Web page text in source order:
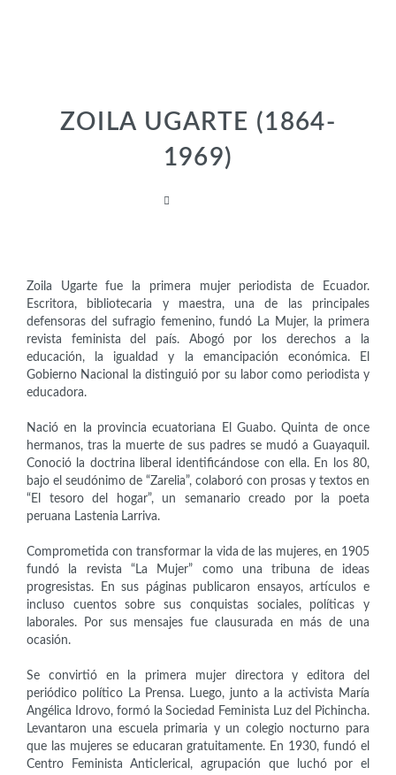
ZOILA UGARTE (1864-
1969)
Zoila Ugarte fue la primera mujer periodista de Ecuador.
Escritora, bibliotecaria y maestra, una de las principales
defensoras del sufragio femenino, fundó La Mujer, la primera
revista feminista del país. Abogó por los derechos a la
educación, la igualdad y la emancipación económica. El
Gobierno Nacional la distinguió por su labor como periodista y
educadora.
Nació en la provincia ecuatoriana El Guabo. Quinta de once
hermanos, tras la muerte de sus padres se mudó a Guayaquil.
Conoció la doctrina liberal identificándose con ella. En los 80,
bajo el seudónimo de “Zarelia”, colaboró con prosas y textos en
“El tesoro del hogar”, un semanario creado por la poeta
peruana Lastenia Larriva.
Comprometida con transformar la vida de las mujeres, en 1905
fundó la revista “La Mujer” como una tribuna de ideas
progresistas. En sus páginas publicaron ensayos, artículos e
incluso cuentos sobre sus conquistas sociales, políticas y
laborales. Por sus mensajes fue clausurada en más de una
ocasión.
Se convirtió en la primera mujer directora y editora del
periódico político La Prensa. Luego, junto a la activista María
Angélica Idrovo, formó la Sociedad Feminista Luz del Pichincha.
Levantaron una escuela primaria y un colegio nocturno para
que las mujeres se educaran gratuitamente. En 1930, fundó el
Centro Feminista Anticlerical, agrupación que luchó por el